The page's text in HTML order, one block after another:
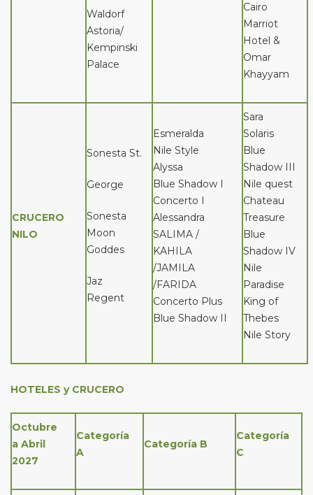
Waldorf
Astoria/
Kempinski
Palace
Cairo
Marriot
Hotel &
Omar
Khayyam
CRUCERO
NILO
Sonesta St.
George
Sonesta
Moon
Goddes
Jaz
Regent
Esmeralda
Nile Style
Alyssa
Blue Shadow I
Concerto I
Alessandra
SALIMA /
KAHILA
/JAMILA
/FARIDA
Concerto Plus
Blue Shadow II
Sara
Solaris
Blue
Shadow III
Nile quest
Chateau
Treasure
Blue
Shadow IV
Nile
Paradise
King of
Thebes
Nile Story
HOTELES y CRUCERO
Octubre
a Abril
2027
Categoría
A
Categoría B
Categoría
C